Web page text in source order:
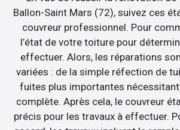
Ballon-Saint Mars (72), suivez ces
couvreur professionnel. Pour
l’état de votre toiture pour
effectuer. Alors, les réparations
variées : de la simple réfection de
fuites plus importantes
complète. Après cela, le couvreur
précis pour les travaux à effectuer.